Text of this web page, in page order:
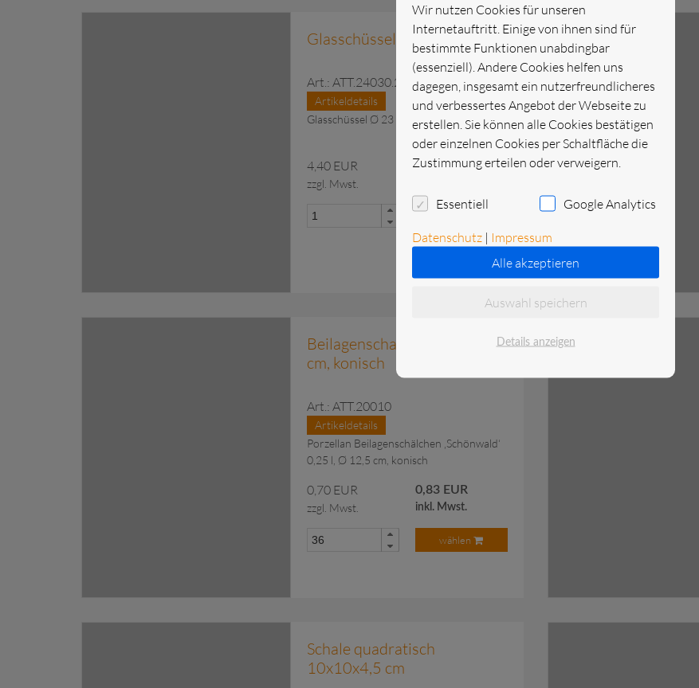
zu Anfragekorb hinzugefügt.
Glasschüssel Ø 23 cm, 1,8 l
Art.: ATT.24030.23
Artikeldetails
Glasschüssel Ø 23 cm, 1,8 l
4,40 EUR 5,24 EUR
zzgl. Mwst.
zu Anfragekorb hinzugefügt.
Beilagenschale 0,25 l, Ø 12,5
cm, konisch
Art.: ATT.20010
Artikeldetails
Porzellan Beilagenschälchen ‚Schönwald‘
0,25 l, Ø 12,5 cm, konisch
0,70 EUR 0,83 EUR
zzgl. Mwst. inkl. Mwst.
wählen
zu Anfragekorb hinzugefügt.
Schale quadratisch
10x10x4,5 cm
Wir nutzen Cookies für unseren
Internetauftritt. Einige von ihnen sind für
bestimmte Funktionen unabdingbar
(essenziell). Andere Cookies helfen uns
dagegen, insgesamt ein nutzerfreundlicheres
und verbessertes Angebot der Webseite zu
erstellen. Sie können alle Cookies bestätigen
oder einzelnen Cookies per Schaltfläche die
Zustimmung erteilen oder verweigern.
Essentiell Google Analytics
Datenschutz | Impressum
Alle akzeptieren
Auswahl speichern
Details anzeigen